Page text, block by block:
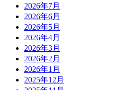
2026年7月
2026年6月
2026年5月
2026年4月
2026年3月
2026年2月
2026年1月
2025年12月